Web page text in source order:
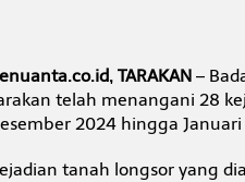
o
n
g
o
TARAKAN –
telah menangani 28
2024 hingga Januari
tanah longsor yang